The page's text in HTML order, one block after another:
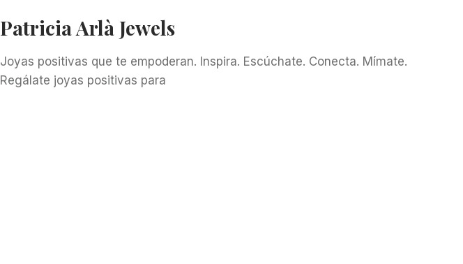
Patricia Arlà Jewels
Joyas positivas que te empoderan. Inspira. Escúchate. Conecta. Mímate.
Regálate joyas positivas para